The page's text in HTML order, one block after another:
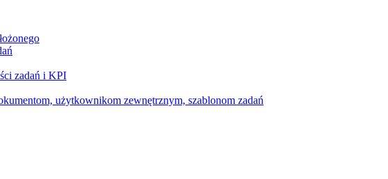
zadań i KPI
użytkownikom zewnętrznym, szablonom zadań